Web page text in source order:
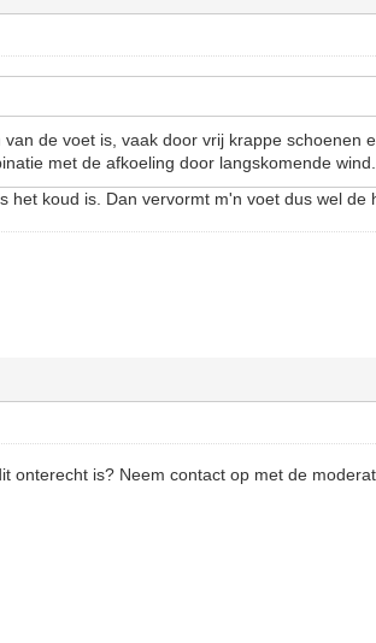
de voet is, vaak door vrij krappe schoenen
met de afkoeling door langskomende wind.
het koud is. Dan vervormt m'n voet dus wel de
onterecht is? Neem contact op met de